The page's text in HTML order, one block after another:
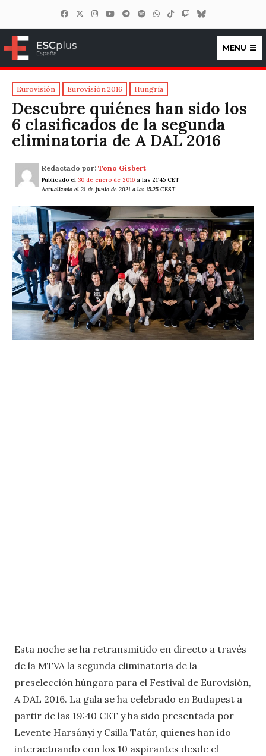
ESCplus España
MENU
Eurovisión Eurovisión 2016 Hungría
Descubre quiénes han sido los
6 clasificados de la segunda
eliminatoria de A DAL 2016
Redactado por: Tono Gisbert
Publicado el 30 de enero de 2016 a las 21:45 CET
Actualizado el 21 de junio de 2021 a las 15:25 CEST
Esta noche se ha retransmitido en directo a través
de la MTVA la segunda eliminatoria de la
preselección húngara para el Festival de Eurovisión,
A DAL 2016. La gala se ha celebrado en Budapest a
partir de las 19:40 CET y ha sido presentada por
Levente Harsányi y Csilla Tatár, quienes han ido
interactuando con los 10 aspirantes desde el